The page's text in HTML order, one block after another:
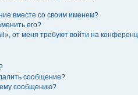
вместе со своим именем?
его?
от меня требуют войти на
сообщение?
сообщению?